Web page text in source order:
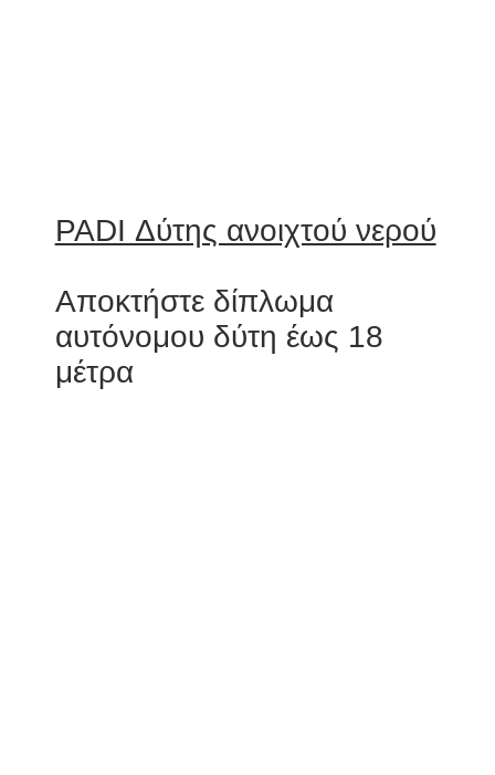
PADI Δύτης ανοιχτού νερού
Αποκτήστε δίπλωμα
αυτόνομου δύτη έως 18
μέτρα